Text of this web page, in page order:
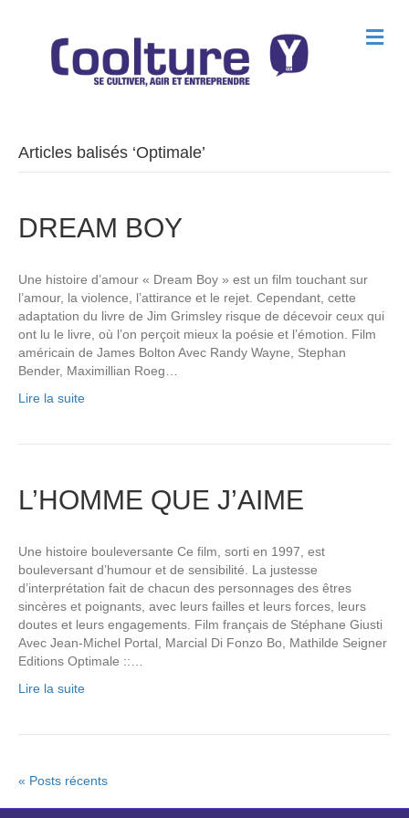
M
e
Articles balisés ‘Optimale’
DREAM BOY
Une histoire d’amour « Dream Boy » est un film touchant sur
l’amour, la violence, l’attirance et le rejet. Cependant, cette
adaptation du livre de Jim Grimsley risque de décevoir ceux qui
ont lu le livre, où l’on perçoit mieux la poésie et l’émotion. Film
américain de James Bolton Avec Randy Wayne, Stephan
Bender, Maximillian Roeg…
Lire la suite
L’HOMME QUE J’AIME
Une histoire bouleversante Ce film, sorti en 1997, est
bouleversant d’humour et de sensibilité. La justesse
d’interprétation fait de chacun des personnages des êtres
sincères et poignants, avec leurs failles et leurs forces, leurs
doutes et leurs engagements. Film français de Stéphane Giusti
Avec Jean-Michel Portal, Marcial Di Fonzo Bo, Mathilde Seigner
Editions Optimale ::…
Lire la suite
« Posts récents